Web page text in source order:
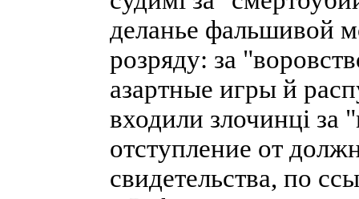
деланье фальшивой
розряду: за
азартные игры й
входили злочинці за
отступление от
свидетельства, по